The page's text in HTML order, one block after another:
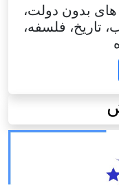
بدون دولت،
تاریخ، فلسفه،